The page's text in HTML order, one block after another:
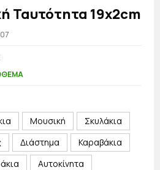
Ταυτότητα 19x2cm
Μουσική
Σκυλάκια
Διάστημα
Καραβάκια
Αυτοκίνητα